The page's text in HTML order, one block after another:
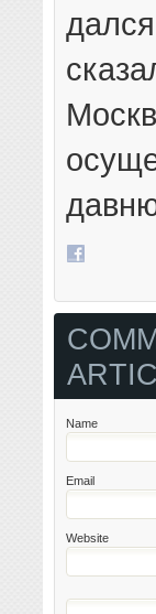
Name
Email
Website